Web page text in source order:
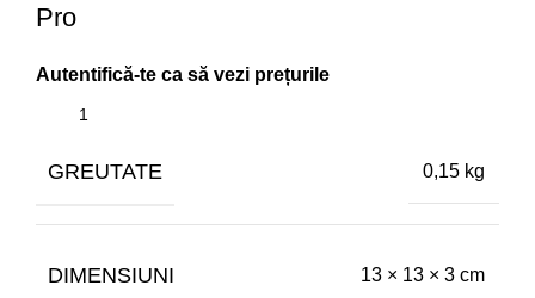
Pro
GREUTATE 0,15 kg
DIMENSIUNI 13 × 13 × 3 cm